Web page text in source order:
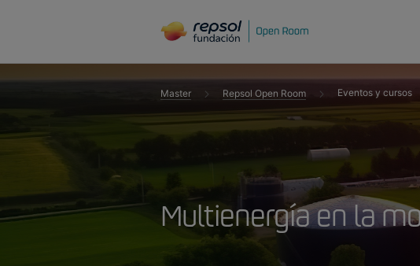
Master Repsol Open Room Eventos y cursos
Multienergía en la